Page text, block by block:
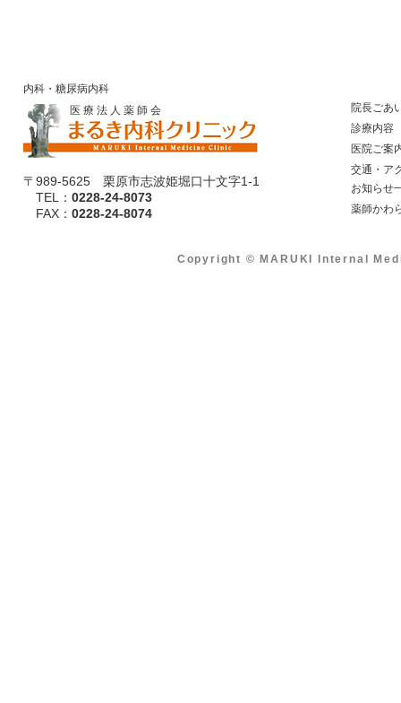
内科・糖尿病内科
医 療 法 人 薬 師 会
〒989-5625 栗原市志波姫堀口十文字1-1
TEL： 0228-24-8073
​ FAX： 0228-24-8074
院長ごあ
診療内容
医院ご案
交通・ア
お知らせ
薬師かわ
Copyright © MARUKI Internal